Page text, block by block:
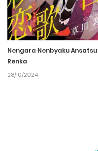
Nengara Nenbyaku Ansatsu
Renka
28/10/2024